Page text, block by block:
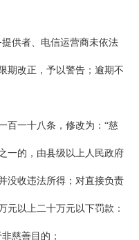
供者、电信运营商未依法
期改正，予以警告；逾期不
百一十八条，修改为：“慈
一的，由县级以上人民政府
没收违法所得；对直接负责
元以上二十万元以下罚款：
慈善目的；